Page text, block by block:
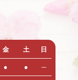
金 土 日
● ● ─